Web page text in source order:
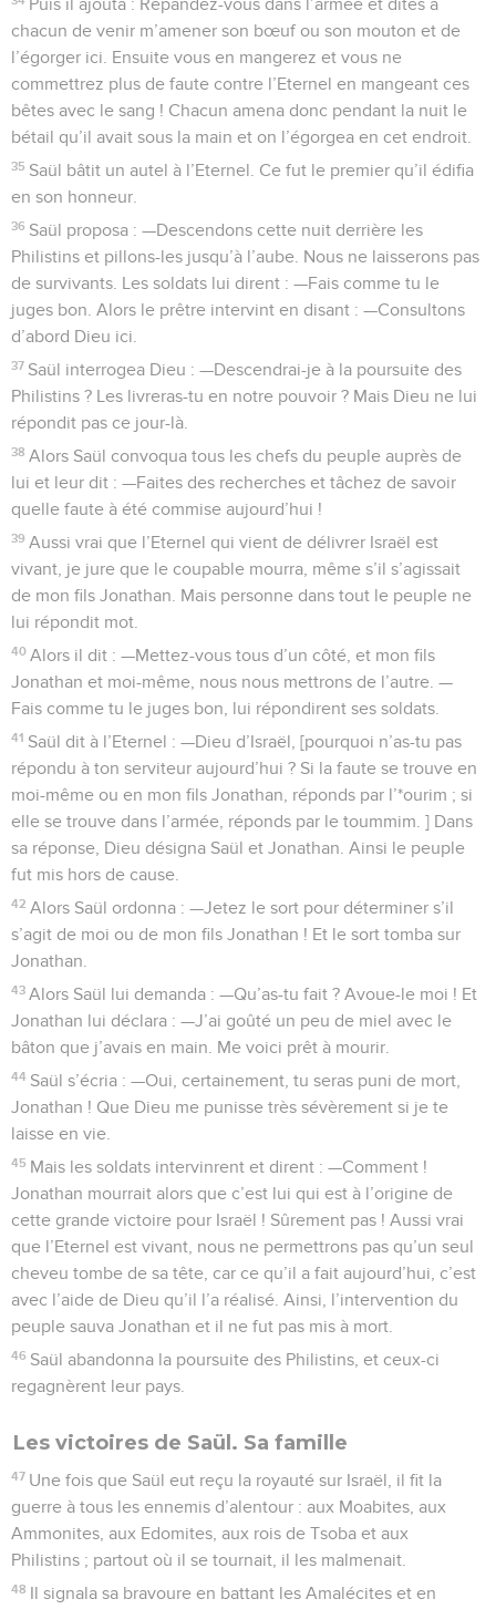
Puis il ajouta : Répandez-vous dans l’armée et dites à
chacun de venir m’amener son bœuf ou son mouton et de
l’égorger ici. Ensuite vous en mangerez et vous ne
commettrez plus de faute contre l’Eternel en mangeant ces
bêtes avec le sang ! Chacun amena donc pendant la nuit le
bétail qu’il avait sous la main et on l’égorgea en cet endroit.
35 Saül bâtit un autel à l’Eternel. Ce fut le premier qu’il édifia
en son honneur.
36 Saül proposa : —Descendons cette nuit derrière les
Philistins et pillons-les jusqu’à l’aube. Nous ne laisserons pas
de survivants. Les soldats lui dirent : —Fais comme tu le
juges bon. Alors le prêtre intervint en disant : —Consultons
d’abord Dieu ici.
37 Saül interrogea Dieu : —Descendrai-je à la poursuite des
Philistins ? Les livreras-tu en notre pouvoir ? Mais Dieu ne lui
répondit pas ce jour-là.
38 Alors Saül convoqua tous les chefs du peuple auprès de
lui et leur dit : —Faites des recherches et tâchez de savoir
quelle faute à été commise aujourd’hui !
39 Aussi vrai que l’Eternel qui vient de délivrer Israël est
vivant, je jure que le coupable mourra, même s’il s’agissait
de mon fils Jonathan. Mais personne dans tout le peuple ne
lui répondit mot.
40 Alors il dit : —Mettez-vous tous d’un côté, et mon fils
Jonathan et moi-même, nous nous mettrons de l’autre. —
Fais comme tu le juges bon, lui répondirent ses soldats.
41 Saül dit à l’Eternel : —Dieu d’Israël, [pourquoi n’as-tu pas
répondu à ton serviteur aujourd’hui ? Si la faute se trouve en
moi-même ou en mon fils Jonathan, réponds par l’*ourim ; si
elle se trouve dans l’armée, réponds par le toummim. ] Dans
sa réponse, Dieu désigna Saül et Jonathan. Ainsi le peuple
fut mis hors de cause.
42 Alors Saül ordonna : —Jetez le sort pour déterminer s’il
s’agit de moi ou de mon fils Jonathan ! Et le sort tomba sur
Jonathan.
43 Alors Saül lui demanda : —Qu’as-tu fait ? Avoue-le moi ! Et
Jonathan lui déclara : —J’ai goûté un peu de miel avec le
bâton que j’avais en main. Me voici prêt à mourir.
44 Saül s’écria : —Oui, certainement, tu seras puni de mort,
Jonathan ! Que Dieu me punisse très sévèrement si je te
laisse en vie.
45 Mais les soldats intervinrent et dirent : —Comment !
Jonathan mourrait alors que c’est lui qui est à l’origine de
cette grande victoire pour Israël ! Sûrement pas ! Aussi vrai
que l’Eternel est vivant, nous ne permettrons pas qu’un seul
cheveu tombe de sa tête, car ce qu’il a fait aujourd’hui, c’est
avec l’aide de Dieu qu’il l’a réalisé. Ainsi, l’intervention du
peuple sauva Jonathan et il ne fut pas mis à mort.
46 Saül abandonna la poursuite des Philistins, et ceux-ci
regagnèrent leur pays.
Les victoires de Saül. Sa famille
47 Une fois que Saül eut reçu la royauté sur Israël, il fit la
guerre à tous les ennemis d’alentour : aux Moabites, aux
Ammonites, aux Edomites, aux rois de Tsoba et aux
Philistins ; partout où il se tournait, il les malmenait.
48 Il signala sa bravoure en battant les Amalécites et en